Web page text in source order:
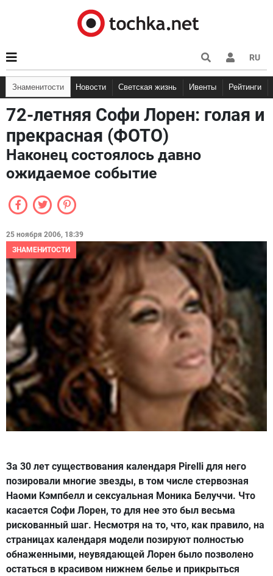
RU
Знаменитости Новости Светская жизнь Ивенты Рейтинги
72-летняя Софи Лорен: голая и
прекрасная (ФОТО)
Наконец состоялось давно
ожидаемое событие
25 ноября 2006, 18:39
ЗНАМЕНИТОСТИ
За 30 лет существования календаря Pirelli для него
позировали многие звезды, в том числе стервозная
Наоми Кэмпбелл и сексуальная Моника Белуччи. Что
касается Софи Лорен, то для нее это был весьма
рискованный шаг. Несмотря на то, что, как правило, на
страницах календаря модели позируют полностью
обнаженными, неувядающей Лорен было позволено
остаться в красивом нижнем белье и прикрыться